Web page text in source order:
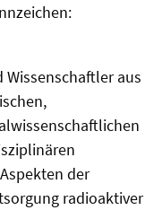
aus
der
radioaktiver